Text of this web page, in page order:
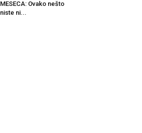
MESECA: Ovako nešto
niste ni...